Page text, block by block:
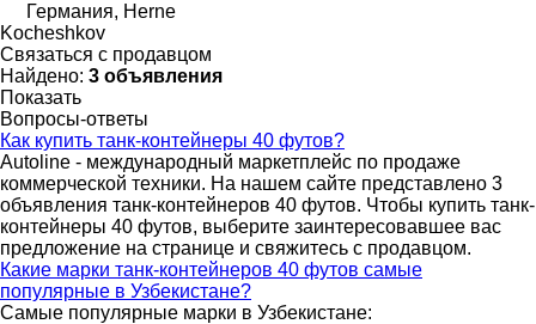
Германия, Herne
Kocheshkov
Связаться с продавцом
Найдено: 3 объявления
Показать
Вопросы-ответы
Как купить танк-контейнеры 40 футов?
Autoline - международный маркетплейс по продаже
коммерческой техники. На нашем сайте представлено 3
объявления танк-контейнеров 40 футов. Чтобы купить танк-
контейнеры 40 футов, выберите заинтересовавшее вас
предложение на странице и свяжитесь с продавцом.
Какие марки танк-контейнеров 40 футов самые
популярные в Узбекистане?
Самые популярные марки в Узбекистане: